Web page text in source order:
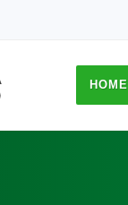
HOME